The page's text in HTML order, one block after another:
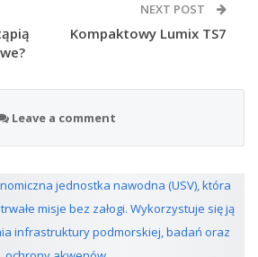
NEXT POST
Kompaktowy Lumix TS7
Leave a comment